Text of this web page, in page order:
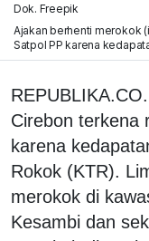
Dok. Freepik
Ajakan berhenti merokok
Satpol PP karena
Cirebon terkena
karena
Rokok (KTR).
merokok di
Kesambi dan